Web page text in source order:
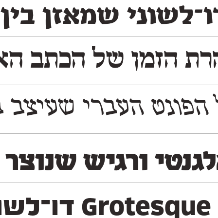
שמאזן
הזמן של הכתב
את הנִראות של התרבות והשפה
ורגיש